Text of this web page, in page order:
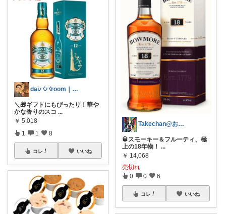
daiパパroom｜育児×便利グッズ
＼🎁ギフトにもぴったり！華や
かな香りのスコ ...
￥ 5,018
1 1 8
コレ いいね
Takechan@お酒と暮らしのセレクト
🥃スモーキー＆フルーティ、極
上の18年物！ ...
￥ 14,068
売切れ
0 0 6
コレ いいね